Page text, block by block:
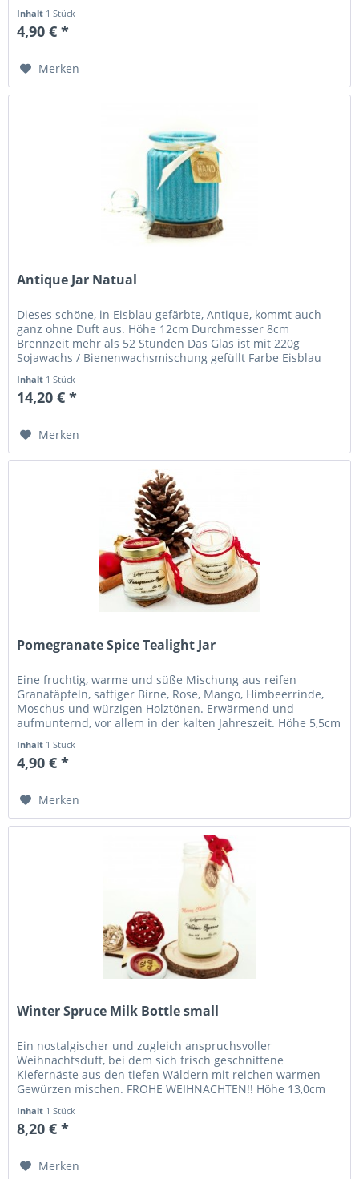
Inhalt 1 Stück
4,90 € *
Merken
Antique Jar Natual
Dieses schöne, in Eisblau gefärbte, Antique, kommt auch
ganz ohne Duft aus. Höhe 12cm Durchmesser 8cm
Brennzeit mehr als 52 Stunden Das Glas ist mit 220g
Sojawachs / Bienenwachsmischung gefüllt Farbe Eisblau
Inhalt 1 Stück
14,20 € *
Merken
Pomegranate Spice Tealight Jar
Eine fruchtig, warme und süße Mischung aus reifen
Granatäpfeln, saftiger Birne, Rose, Mango, Himbeerrinde,
Moschus und würzigen Holztönen. Erwärmend und
aufmunternd, vor allem in der kalten Jahreszeit. Höhe 5,5cm
Inhalt 1 Stück
4,90 € *
Merken
Winter Spruce Milk Bottle small
Ein nostalgischer und zugleich anspruchsvoller
Weihnachtsduft, bei dem sich frisch geschnittene
Kiefernäste aus den tiefen Wäldern mit reichen warmen
Gewürzen mischen. FROHE WEIHNACHTEN!! Höhe 13,0cm
Inhalt 1 Stück
8,20 € *
Merken